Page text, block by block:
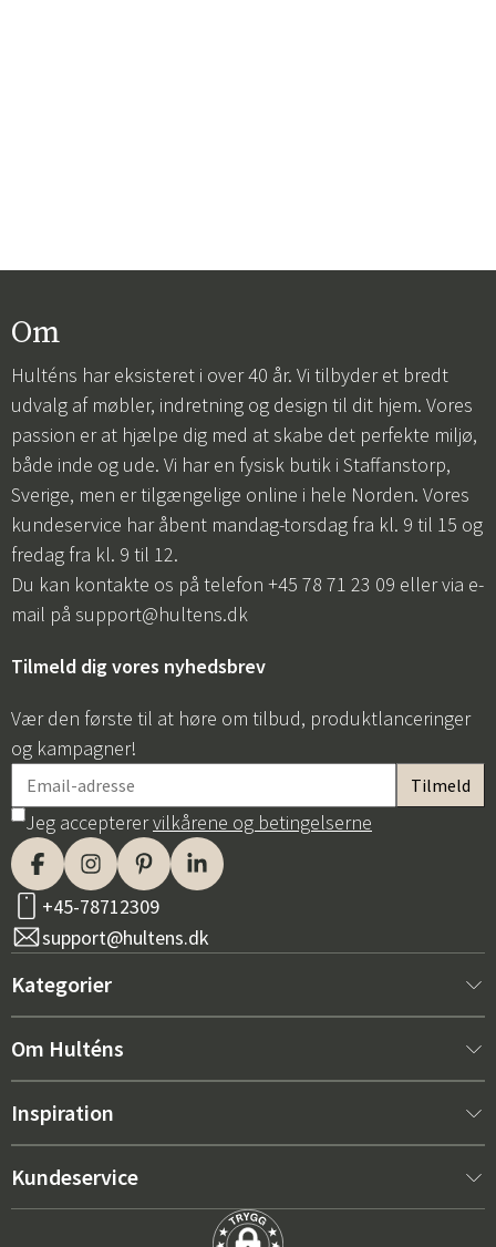
Om
Hulténs har eksisteret i over 40 år. Vi tilbyder et bredt
udvalg af møbler, indretning og design til dit hjem. Vores
passion er at hjælpe dig med at skabe det perfekte miljø,
både inde og ude. Vi har en fysisk butik i Staffanstorp,
Sverige, men er tilgængelige online i hele Norden. Vores
kundeservice har åbent mandag-torsdag fra kl. 9 til 15 og
fredag fra kl. 9 til 12.
Du kan kontakte os på telefon +45 78 71 23 09 eller via e-
mail på support@hultens.dk
Tilmeld dig vores nyhedsbrev
Vær den første til at høre om tilbud, produktlanceringer
og kampagner!
Jeg accepterervilkårene og betingelserne
+45-78712309
support@hultens.dk
Kategorier
Nyt hos os
Indretning
Om Hulténs
Om Hulténs
Salgsafdeling
Inspiration
Bestsellere
Kundeservice